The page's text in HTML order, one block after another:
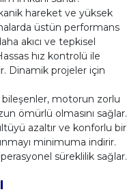
hareket ve yüksek
üstün performans
akıcı ve tepkisel
hız kontrolü ile
Dinamik projeler için
motorun zorlu
ömürlü olmasını sağlar.
azaltır ve konforlu bir
minimuma indirir.
süreklilik sağlar.